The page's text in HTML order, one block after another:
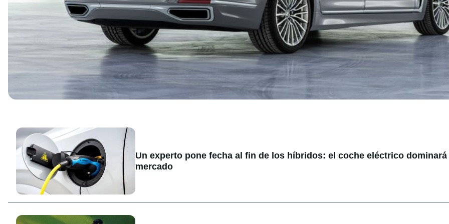
Un experto pone fecha al fin de los híbridos: el coche eléctrico dominará
mercado